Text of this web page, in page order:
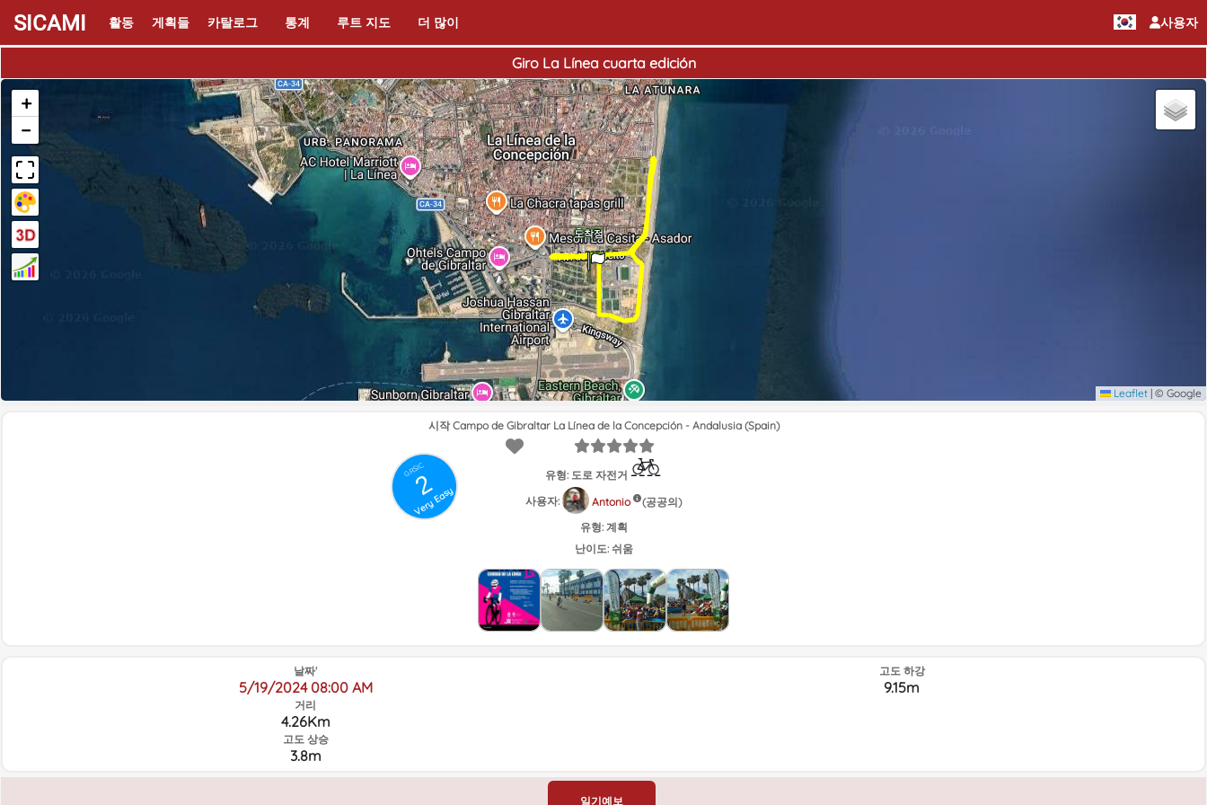
사용자
SICAMI 활동 게획들 카탈로그 통계 루트 지도 더 많이
Giro La Línea cuarta edición
출발점
도착점
+
−
Leaflet | © Google
GRSIC
2
Very Easy
시작 Campo de Gibraltar La Línea de la Concepción - Andalusia (Spain)
유형: 도로 자전거
사용자:
Antonio
(공공의)
유형: 계획
난이도: 쉬움
날짜'
5/19/2024 08:00 AM
거리
4.26Km
고도 상승
3.8m
고도 하강
9.15m
일기예보